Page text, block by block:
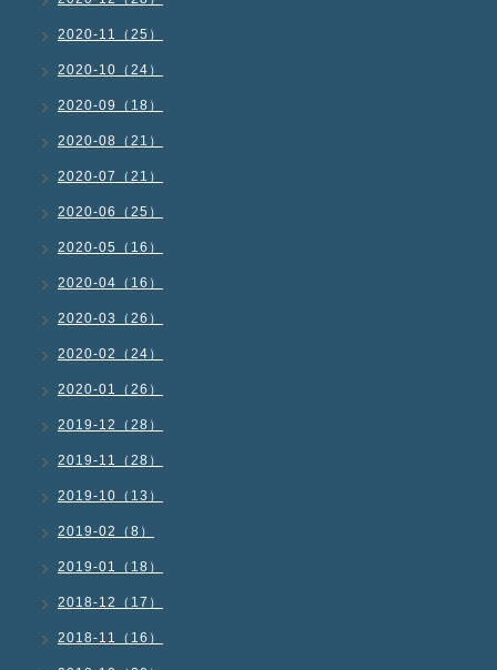
2020-11（25）
2020-10（24）
2020-09（18）
2020-08（21）
2020-07（21）
2020-06（25）
2020-05（16）
2020-04（16）
2020-03（26）
2020-02（24）
2020-01（26）
2019-12（28）
2019-11（28）
2019-10（13）
2019-02（8）
2019-01（18）
2018-12（17）
2018-11（16）